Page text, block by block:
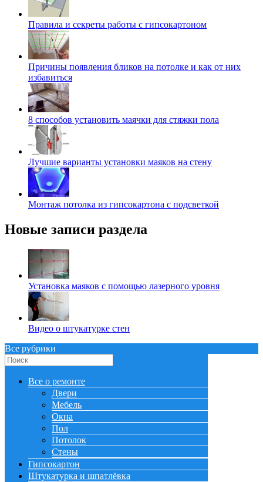
Правила и секреты работы с гипсокартоном
Причины появления бликов на потолке и как от них
избавиться
8 способов установить маячки для стяжки пола
Лучшие варианты установки маяков на стену
Монтаж потолка из гипсокартона с подсветкой
Новые записи раздела
Установка маяков с помощью лазерного уровня
Видео о штукатурке стен
Все рубрики
Все о ремонте
Двери
Мебель
Окна
Пол
Потолок
Стены
Гипсокартон
Штукатурка и шпатлёвка